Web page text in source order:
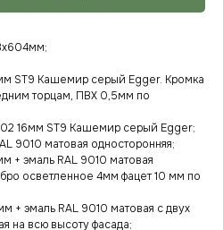
ST9 Кашемир серый Egger. Кромка
торцам, ПВХ 0,5мм по
16мм ST9 Кашемир серый Egger;
9010 матовая односторонняя;
+ эмаль RAL 9010 матовая
осветленное 4мм фацет 10 мм по
эмаль RAL 9010 матовая с двух
на всю высоту фасада;